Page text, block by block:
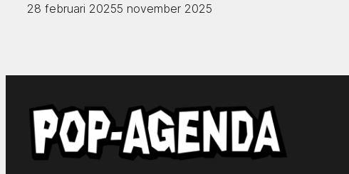
28 februari 20255 november 2025